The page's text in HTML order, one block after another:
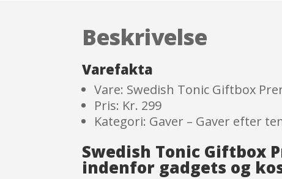
Beskrivelse
Varefakta
Vare: Swedish Tonic Giftbox
Pris: Kr. 299
Kategori: Gaver – Gaver efter
Swedish Tonic Giftbox
indenfor gadgets og